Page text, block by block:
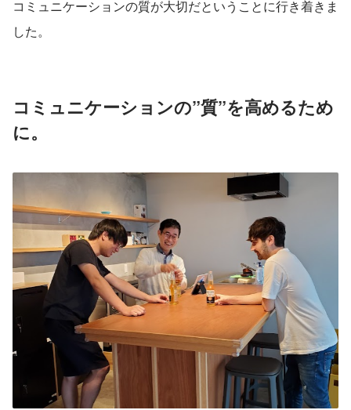
コミュニケーションの質が大切だということに行き着きま
した。
コミュニケーションの”質”を高めるため
に。